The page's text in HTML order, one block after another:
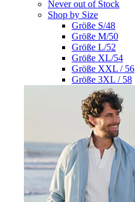
Never out of Stock
Shop by Size
Größe S/48
Größe M/50
Größe L/52
Größe XL/54
Größe XXL / 56
Größe 3XL / 58